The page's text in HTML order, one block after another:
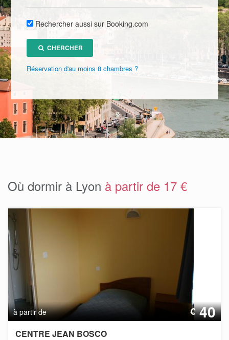
Rechercher aussi sur Booking.com
CHERCHER
Réservation d'au moins 8 chambres ?
Où dormir à Lyon à partir de 17 €
à partir de €40
CENTRE JEAN BOSCO